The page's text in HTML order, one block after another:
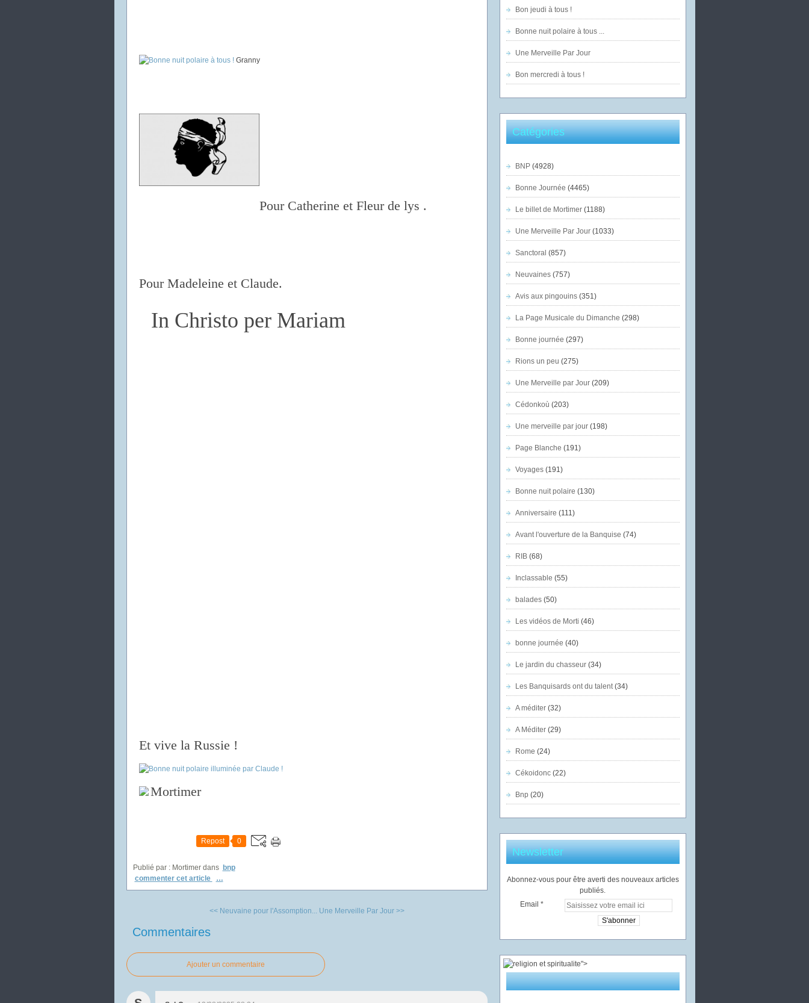
Granny
Pour Catherine et Fleur de lys .
Pour Madeleine et Claude.
In Christo per Mariam
Et vive la Russie !
Mortimer
Repost 0
Publié par : Mortimer dans bnp
commenter cet article
…
<< Neuvaine pour l'Assomption... Une Merveille Par Jour >>
Commentaires
Ajouter un commentaire
Bon jeudi à tous !
Bonne nuit polaire à tous ...
Une Merveille Par Jour
Bon mercredi à tous !
Catégories
BNP(4928)
Bonne Journée (4465)
Le billet de Mortimer(1188)
Une Merveille Par Jour(1033)
Sanctoral (857)
Neuvaines(757)
Avis aux pingouins(351)
La Page Musicale du Dimanche (298)
Bonne journée (297)
Rions un peu (275)
Une Merveille par Jour(209)
Cédonkoù (203)
Une merveille par jour(198)
Page Blanche (191)
Voyages(191)
Bonne nuit polaire (130)
Anniversaire (111)
Avant l'ouverture de la Banquise (74)
RIB(68)
Inclassable (55)
balades(50)
Les vidéos de Morti (46)
bonne journée (40)
Le jardin du chasseur(34)
Les Banquisards ont du talent(34)
A méditer(32)
A Méditer(29)
Rome (24)
Cékoidonc(22)
Bnp (20)
Newsletter
Abonnez-vous pour être averti des nouveaux articles
publiés.
Email
">